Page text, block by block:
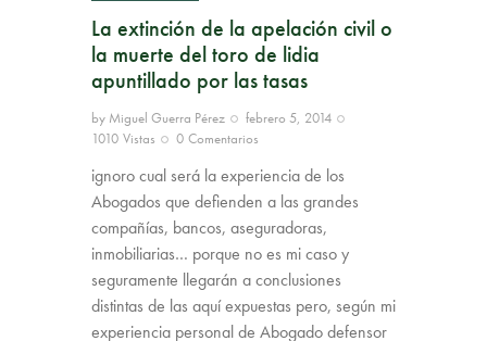
La extinción de la apelación civil o
la muerte del toro de lidia
apuntillado por las tasas
by Miguel Guerra Pérez
febrero 5, 2014
1010 Vistas 0 Comentarios
ignoro cual será la experiencia de los
Abogados que defienden a las grandes
compañías, bancos, aseguradoras,
inmobiliarias… porque no es mi caso y
seguramente llegarán a conclusiones
distintas de las aquí expuestas pero, según mi
experiencia personal de Abogado defensor